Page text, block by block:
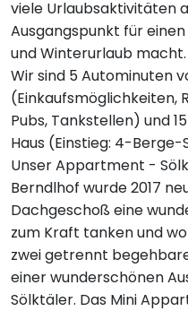
viele Urlaubsaktivitäten
Ausgangspunkt für
und Winterurlaub macht.
Wir sind 5 Autominuten
(Einkaufsmöglichkeiten,
Pubs, Tankstellen) und
Haus (Einstieg: 4-
Unser Appartment -
Berndlhof wurde 2017
Dachgeschoß eine
zum Kraft tanken und
zwei getrennt
einer wunderschönen
Sölktäler. Das Mini